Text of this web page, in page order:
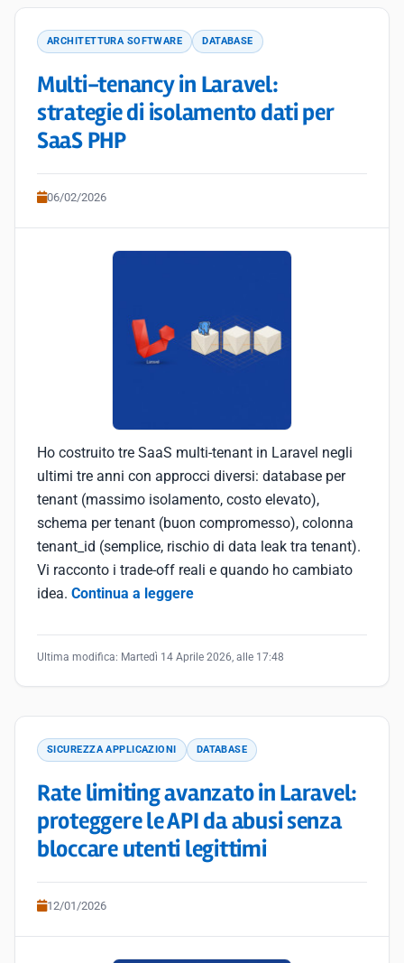
ARCHITETTURA SOFTWARE DATABASE
Multi-tenancy in Laravel:
strategie di isolamento dati per
SaaS PHP
06/02/2026
Ho costruito tre SaaS multi-tenant in Laravel negli
ultimi tre anni con approcci diversi: database per
tenant (massimo isolamento, costo elevato),
schema per tenant (buon compromesso), colonna
tenant_id (semplice, rischio di data leak tra tenant).
Vi racconto i trade-off reali e quando ho cambiato
idea. Continua a leggere
Ultima modifica: Martedì 14 Aprile 2026, alle 17:48
SICUREZZA APPLICAZIONI DATABASE
Rate limiting avanzato in Laravel:
proteggere le API da abusi senza
bloccare utenti legittimi
12/01/2026